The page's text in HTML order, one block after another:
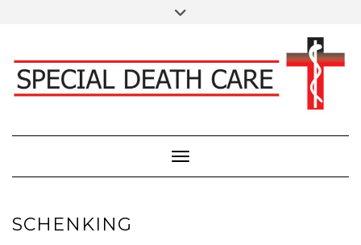
Klik hier voor Donaties - Schenkingen
Toggle navigatie
SCHENKING